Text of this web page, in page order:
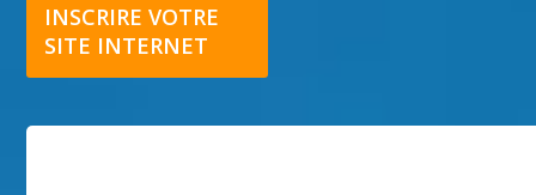
INSCRIRE VOTRE
SITE INTERNET